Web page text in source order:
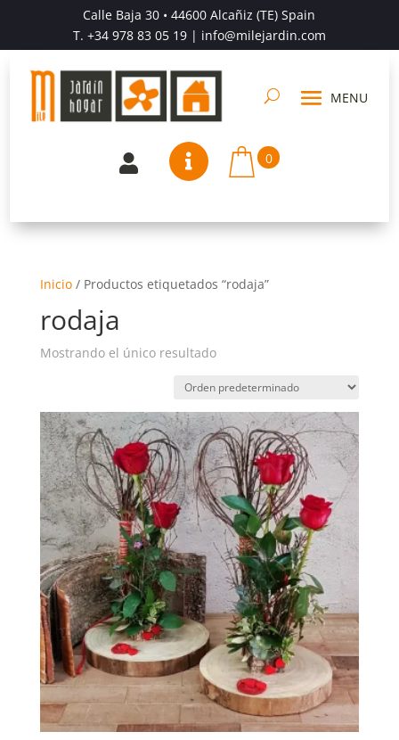
Calle Baja 30 • 44600 Alcañiz (TE) Spain
T. +34 978 83 05 19| info@milejardin.com
  0
Inicio/ Productos etiquetados “rodaja”
rodaja
Mostrando el único resultado